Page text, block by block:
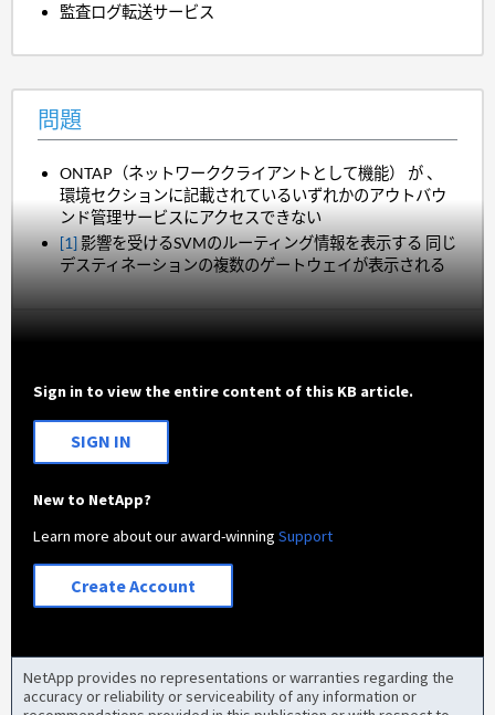
監査ログ転送サービス
問題
ONTAP（ネットワーククライアントとして機能） が 、
環境セクションに記載されているいずれかのアウトバウ
ンド管理サービスにアクセスできない
[1]影響を受けるSVMのルーティング情報を表示する 同じ
デスティネーションの複数のゲートウェイが表示される
Sign in to view the entire content of this KB article.
SIGN IN
New to NetApp?
Learn more about our award-winningSupport
Create Account
NetApp provides no representations or warranties regarding the
accuracy or reliability or serviceability of any information or